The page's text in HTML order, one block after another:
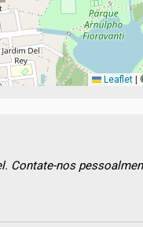
Leaflet |
Contate-nos